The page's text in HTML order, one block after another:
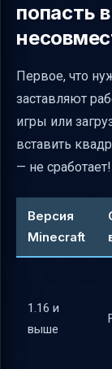
Что
выдает
Forge и
попасть
Первое, что
заставляют
игры или
вставить
— не сработает!
Версия
Minecraft
1.16 и
выше